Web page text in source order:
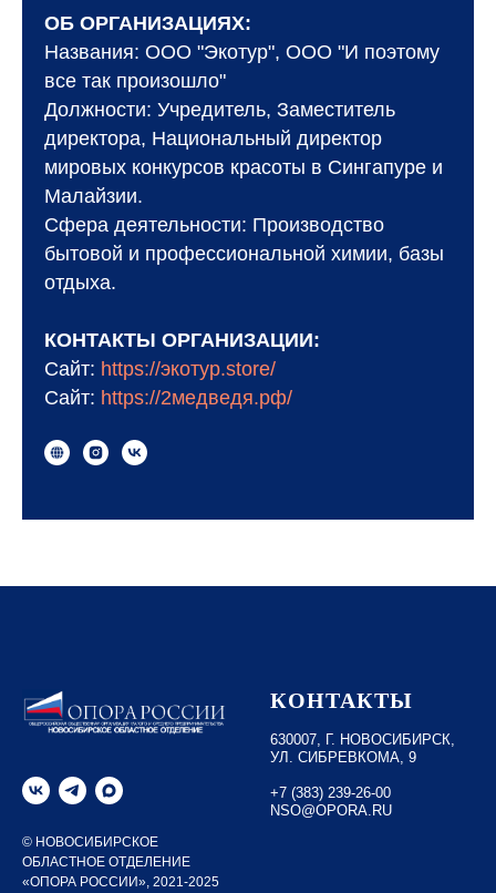
ОБ ОРГАНИЗАЦИЯХ:
Названия: ООО "Экотур", ООО "И поэтому
все так произошло"
Должности: Учредитель, Заместитель
директора, Национальный директор
мировых конкурсов красоты в Сингапуре и
Малайзии.
Сфера деятельности: Производство
бытовой и профессиональной химии, базы
отдыха.
КОНТАКТЫ ОРГАНИЗАЦИИ:
Сайт: https://экотур.store/
Сайт: https://2медведя.рф/
© НОВОСИБИРСКОЕ
ОБЛАСТНОЕ ОТДЕЛЕНИЕ
«ОПОРА РОССИИ», 2021-2025
КОНТАКТЫ
630007, Г. НОВОСИБИРСК,
УЛ. СИБРЕВКОМА, 9
+7 (383) 239-26-00
NSO@OPORA.RU